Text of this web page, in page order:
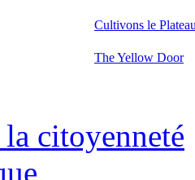
Cultivons le
The Yellow Door
citoyenneté